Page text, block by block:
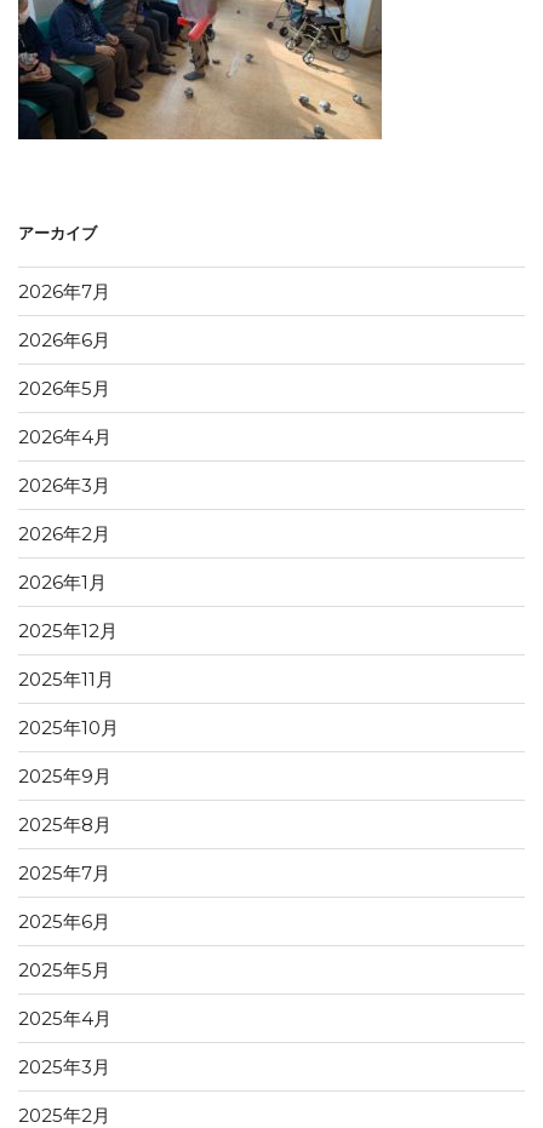
アーカイブ
2026年7月
2026年6月
2026年5月
2026年4月
2026年3月
2026年2月
2026年1月
2025年12月
2025年11月
2025年10月
2025年9月
2025年8月
2025年7月
2025年6月
2025年5月
2025年4月
2025年3月
2025年2月